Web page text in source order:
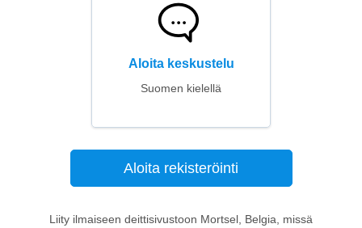
Aloita keskustelu
Suomen kielellä
Aloita rekisteröinti
Liity ilmaiseen deittisivustoon Mortsel, Belgia, missä